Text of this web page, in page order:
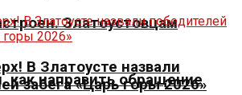
Златоустовцам
как направить обращение
В Златоусте назвали
забега «Царь горы 2026»